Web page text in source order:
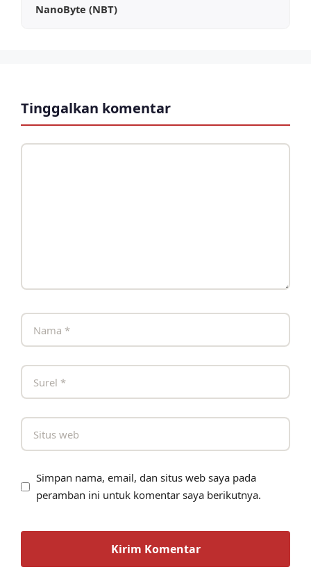
NanoByte (NBT)
Tinggalkan komentar
Komentar
Nama
Surel
Situs
Simpan nama, email, dan situs web saya pada
peramban ini untuk komentar saya berikutnya.